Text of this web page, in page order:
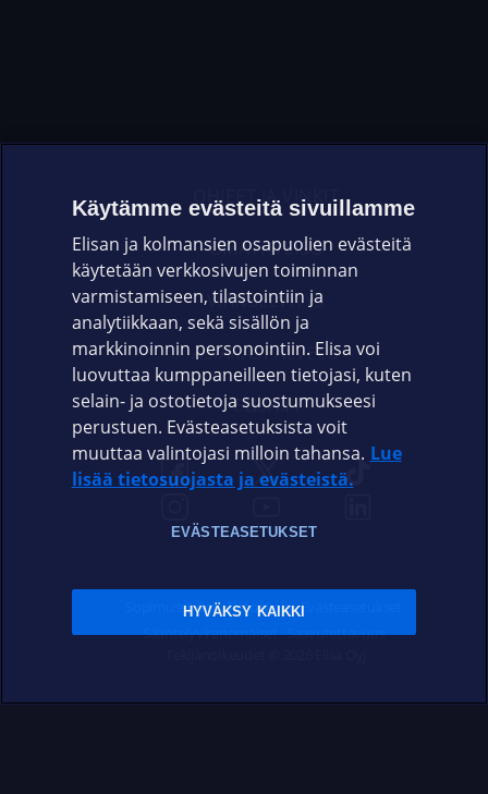
OHJEET JA VINKIT
OMAYHTEISÖ
VIANSELVITYS
ASIAKASPALVELU
ELISA.FI
Sopimusehdot Tietosuoja Evästeasetukset
Sääntelyviranomaiset Saavutettavuus
Käytämme evästeitä sivuillamme
Elisan ja kolmansien osapuolien evästeitä
käytetään verkkosivujen toiminnan
varmistamiseen, tilastointiin ja
analytiikkaan, sekä sisällön ja
markkinoinnin personointiin. Elisa voi
luovuttaa kumppaneilleen tietojasi, kuten
selain- ja ostotietoja suostumukseesi
perustuen. Evästeasetuksista voit
muuttaa valintojasi milloin tahansa. Lue
lisää tietosuojasta ja evästeistä.
EVÄSTEASETUKSET
HYVÄKSY KAIKKI